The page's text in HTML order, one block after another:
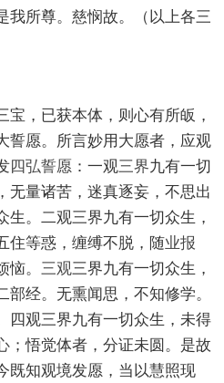
我所尊。慈悯故。（以上各三
，已获本体，则心有所皈，
誓愿。所言妙用大愿者，应观
四弘誓愿 ：一观三界九有一切
无量诸苦，迷真逐妄，不思出
。二观三界九有一切众生，
住等惑，缠缚不脱，随业报
。 三观三界九有一切众生，
经。无熏闻思，不知修学。
四观三界九有一切众生，未得
；悟觉体者，分证未圆。是故
既知观境发愿，当以慧照现